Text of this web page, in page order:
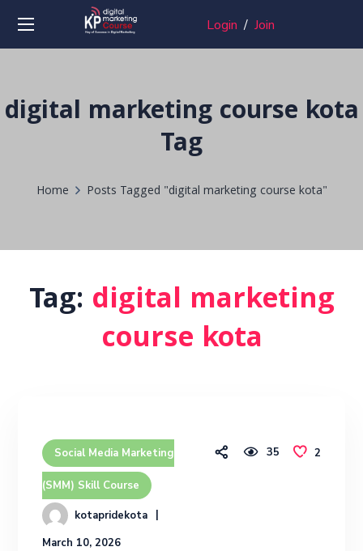
Login /Join
digital marketing course kota
Tag
Home Posts Tagged "digital marketing course kota"
Tag: digital marketing
course kota
Social Media Marketing
(SMM) Skill Course
kotapridekota
March 10, 2026
35 2